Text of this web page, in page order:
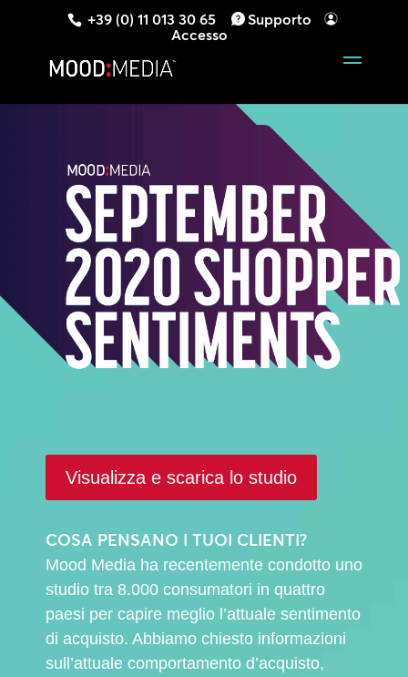
+39 (0) 11 013 30 65
Supporto
Accesso
Visualizza e scarica lo studio
COSA PENSANO I TUOI CLIENTI?
Mood Media ha recentemente condotto uno
studio tra 8.000 consumatori in quattro
paesi per capire meglio l’attuale sentimento
di acquisto. Abbiamo chiesto informazioni
sull’attuale comportamento d’acquisto,